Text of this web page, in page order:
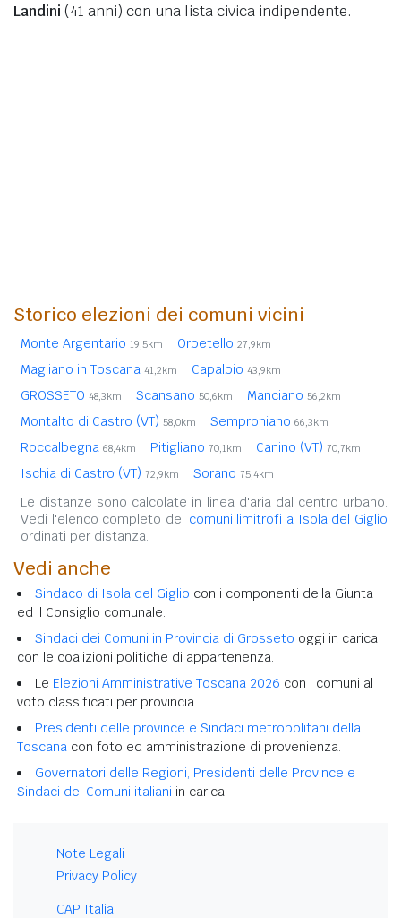
Landini (41 anni) con una lista civica indipendente.
Storico elezioni dei comuni vicini
Monte Argentario 19,5km Orbetello 27,9km
Magliano in Toscana 41,2km Capalbio 43,9km
GROSSETO 48,3km Scansano 50,6km Manciano 56,2km
Montalto di Castro (VT) 58,0km Semproniano 66,3km
Roccalbegna 68,4km Pitigliano 70,1km Canino (VT) 70,7km
Ischia di Castro (VT) 72,9km Sorano 75,4km
Le distanze sono calcolate in linea d'aria dal centro urbano.
Vedi l'elenco completo dei comuni limitrofi a Isola del Giglio
ordinati per distanza.
Vedi anche
Sindaco di Isola del Giglio con i componenti della Giunta
ed il Consiglio comunale.
Sindaci dei Comuni in Provincia di Grosseto oggi in carica
con le coalizioni politiche di appartenenza.
Le Elezioni Amministrative Toscana 2026 con i comuni al
voto classificati per provincia.
Presidenti delle province e Sindaci metropolitani della
Toscana con foto ed amministrazione di provenienza.
Governatori delle Regioni, Presidenti delle Province e
Sindaci dei Comuni italiani in carica.
Note Legali
Privacy Policy
CAP Italia